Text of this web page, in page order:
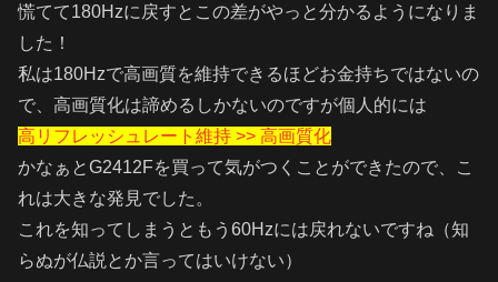
慌てて180Hzに戻すとこの差がやっと分かるようになりま
した！
私は180Hzで高画質を維持できるほどお金持ちではないの
で、高画質化は諦めるしかないのですが個人的には
高リフレッシュレート維持 >> 高画質化
かなぁとG2412Fを買って気がつくことができたので、こ
れは大きな発見でした。
これを知ってしまうともう60Hzには戻れないですね（知
らぬが仏説とか言ってはいけない）